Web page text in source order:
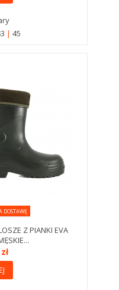
45
DOSTAWĘ
Z PIANKI EVA